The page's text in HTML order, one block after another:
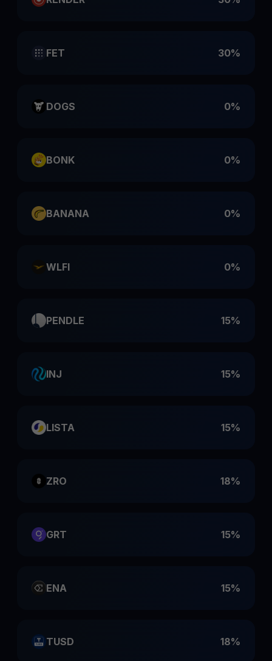
FET 30%
DOGS 0%
BONK 0%
BANANA 0%
WLFI 0%
PENDLE 15%
INJ 15%
LISTA 15%
ZRO 18%
GRT 15%
ENA 15%
TUSD 18%